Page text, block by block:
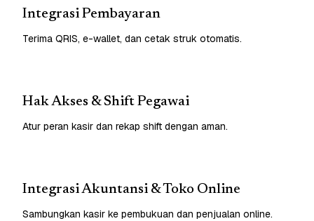
Integrasi Pembayaran
Terima QRIS, e-wallet, dan cetak struk otomatis.
Hak Akses & Shift Pegawai
Atur peran kasir dan rekap shift dengan aman.
Integrasi Akuntansi & Toko Online
Sambungkan kasir ke pembukuan dan penjualan online.